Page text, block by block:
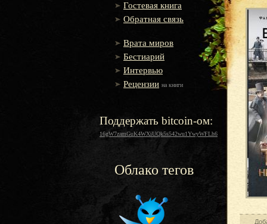
Гостевая книга
Обратная связь
Врата миров
Бестиарий
Интервью
Рецензии на книги
Поддержать bitcoin-ом:
16gW7zamGuK4WXiUQk5s542wu1YwyWFLh6
Облако тегов